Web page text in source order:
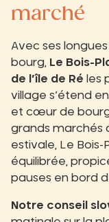
marché
Avec ses
bourg,
Le Bois-
de l’île de Ré les
village s’étend
et cœur de bourg
grands marchés
estivale, Le
équilibrée,
pauses en bord
Notre conseil